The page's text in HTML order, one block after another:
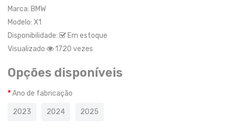
Marca: BMW
Modelo: X1
Disponibilidade:
Em estoque
Visualizado
1720 vezes
Opções disponíveis
Ano de fabricação
2023 2024 2025